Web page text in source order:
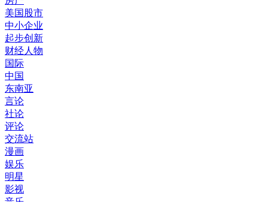
美国股市
中小企业
起步创新
财经人物
国际
中国
东南亚
言论
社论
评论
交流站
漫画
娱乐
明星
影视